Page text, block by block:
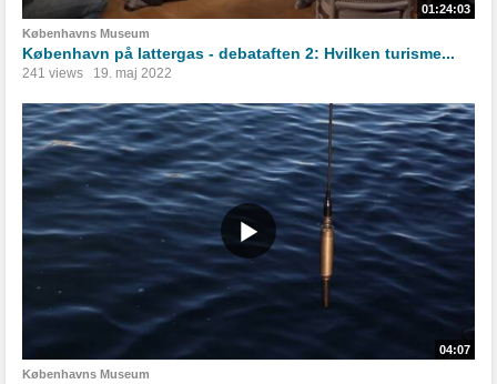
01:24:03
Københavns Museum
København på lattergas - debataften 2: Hvilken turisme...
241 views 19. maj 2022
04:07
Københavns Museum